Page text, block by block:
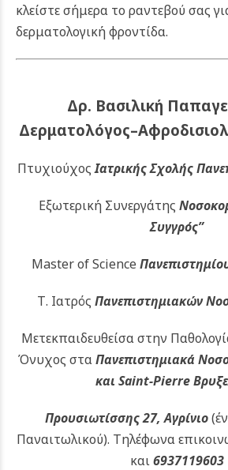
κλείστε σήμερα το ραντεβού σας
δερματολογική φροντίδα.
Δρ. Βασιλική
ΠτυχιούχοςΙατρικής Σχολής
Εξωτερική Συνεργάτης
Συγγρός”
Master of Science
Τ. Ιατρός Πανεπιστημιακών
Μετεκπαιδευθείσα στην
Όνυχος σταΠανεπιστημιακά
και Saint-Pierre
Προυσιωτίσσης 27, Αγρίνιο
Παναιτωλικού). Τηλέφωνα
και6937119603